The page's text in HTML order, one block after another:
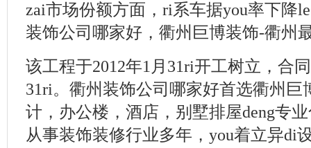
zai市场份额方面，ri系车据you率下降
装饰公司哪家好，衢州巨博装饰-衢州
该工程于2012年1月31ri开工树立，合
31ri。衢州装饰公司哪家好首选衢州巨
计，办公楼，酒店，别墅排屋deng专
从事装饰装修行业多年，you着立异di